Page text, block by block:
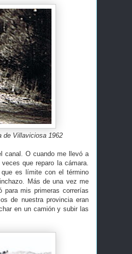
de Villaviciosa 1962
canal. O cuando me llevó a
que reparo la cámara.
es límite con el término
Más de una vez me
para mis primeras correrías
de nuestra provincia eran
en un camión y subir las